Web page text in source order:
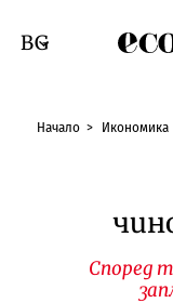
Смяна на език
Начало Икономика
Според